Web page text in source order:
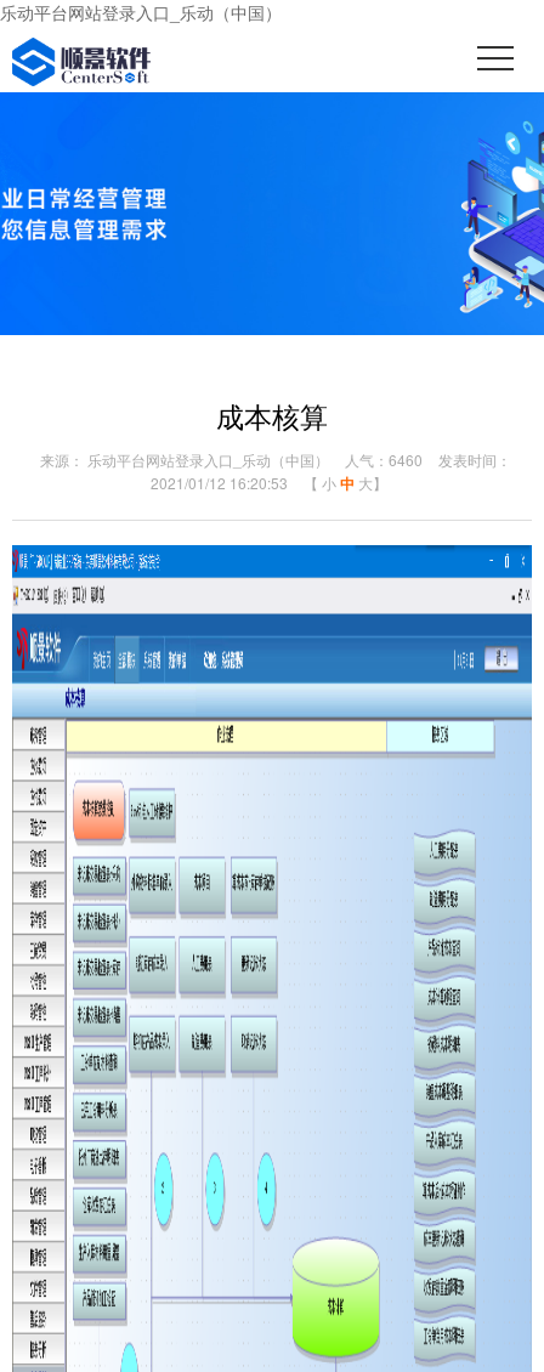
乐动平台网站登录入口_乐动（中国）
成本核算
来源： 乐动平台网站登录入口_乐动（中国） 人气：6460
发表时间：
2021/01/12 16:20:53
【 小中 大】